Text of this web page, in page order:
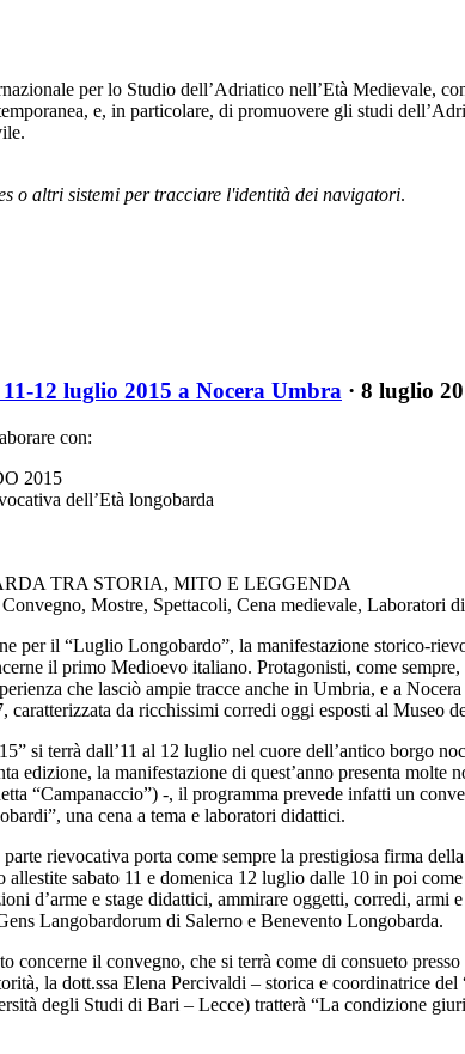
per lo Studio dell’Adriatico nell’Età Medievale,
e, in particolare, di promuovere gli studi
o altri sistemi per tracciare l'identità dei navigatori.
12 luglio 2015 a Nocera Umbra · 8 luglio
con:
2015
dell’Età longobarda
TRA STORIA, MITO E LEGGENDA
Mostre, Spettacoli, Cena medievale, Laboratori
per il “Luglio Longobardo”, la manifestazione storico-
il primo Medioevo italiano. Protagonisti, come
che lasciò ampie tracce anche in Umbria, e a
caratterizzata da ricchissimi corredi oggi esposti al
si terrà dall’11 al 12 luglio nel cuore dell’antico borgo
edizione, la manifestazione di quest’anno presenta
“Campanaccio”) -, il programma prevede infatti un
una cena a tema e laboratori didattici.
rievocativa porta come sempre la prestigiosa firma
allestite sabato 11 e domenica 12 luglio dalle 10 in poi
d’arme e stage didattici, ammirare oggetti, corredi,
Langobardorum di Salerno e Benevento Longobarda.
concerne il convegno, che si terrà come di consueto
la dott.ssa Elena Percivaldi – storica e coordinatrice
degli Studi di Bari – Lecce) tratterà “La condizione